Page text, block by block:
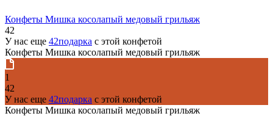
Конфеты Мишка косолапый медовый грильяж
42
У нас еще 42подарка с этой конфетой
Конфеты Мишка косолапый медовый грильяж
1
42
У нас еще 42подарка с этой конфетой
Конфеты Мишка косолапый медовый грильяж